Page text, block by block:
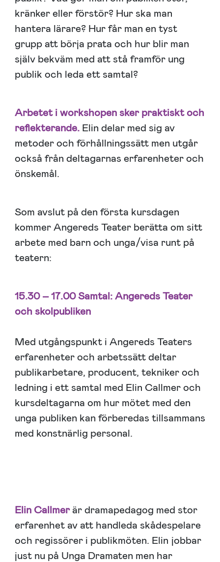
kränker eller förstör? Hur ska man
hantera lärare? Hur får man en tyst
grupp att börja prata och hur blir man
själv bekväm med att stå framför ung
publik och leda ett samtal?
Arbetet i workshopen sker praktiskt och
reflekterande. Elin delar med sig av
metoder och förhållningssätt men utgår
också från deltagarnas erfarenheter och
önskemål.
Som avslut på den första kursdagen
kommer Angereds Teater berätta om sitt
arbete med barn och unga/visa runt på
teatern:
15.30 – 17.00Samtal: Angereds Teater
och skolpubliken
Med utgångspunkt i Angereds Teaters
erfarenheter och arbetssätt deltar
publikarbetare, producent, tekniker och
ledning i ett samtal med Elin Callmer och
kursdeltagarna om hur mötet med den
unga publiken kan förberedas tillsammans
med konstnärlig personal.
Elin Callmerär dramapedagog med stor
erfarenhet av att handleda skådespelare
och regissörer i publikmöten. Elin jobbar
just nu på Unga Dramaten men har